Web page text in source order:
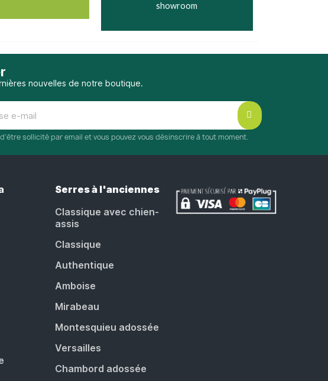
showroom
nouvelles de notre boutique.
sollicité par email et vous pouvez vous désinscrire à tout moment.
Serres à l'anciennes
Classique avec chien-
assis
Classique
Authentique
Amboise
Mirabeau
Montesquieu adossée
Versailles
Chambord adossée